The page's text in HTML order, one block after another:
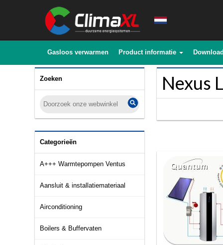
Gasloos verwarmen Product informatie
Zoeken
Categorieën
A+++ Warmtepompen Ventus
Aansluit & installatiemateriaal
Airconditioning
Boilers & Buffervaten
Nexus